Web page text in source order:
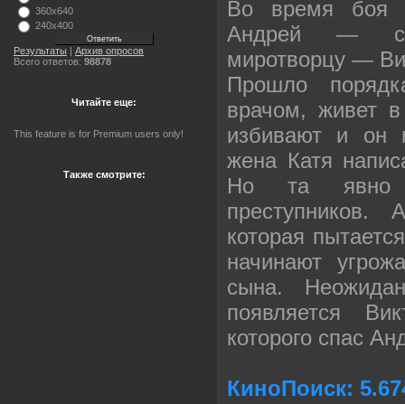
360x640
240x400
Результаты | Архив опросов
Всего ответов: 98878
Читайте еще:
This feature is for Premium users only!
Также смотрите:
Во время боя
Андрей —
миротворцу —
Прошло
врачом, живет
избивают и он
жена Катя
Но та явно
которая
начинают
сына.
появляется
которого спас
КиноПоиск: